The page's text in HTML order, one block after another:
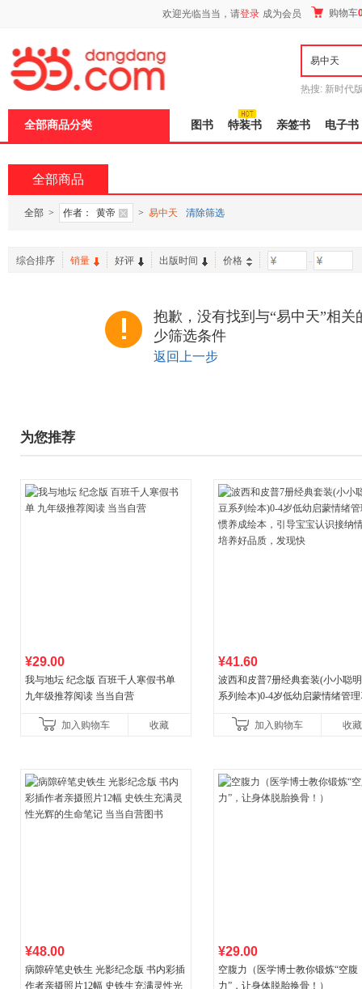
欢迎光临当当，请登录 成为会员 购物车
热搜: 新时代
全部商品分类 图书 特装书 亲签书 电子书
全部商品
全部 > 作者： 黄帝 > 易中天 清除筛选
综合排序 销量 好评 出版时间 价格 -
抱歉，没有找到与“易中天”相
少筛选条件
返回上一步
为您推荐
¥29.00
我与地坛 纪念版 百班千人寒假书单
九年级推荐阅读 当当自营
加入购物车 收藏
¥41.60
波西和皮普7册经典套装(小小聪
系列绘本)0-4岁低幼启蒙情绪管
养好品质，发现快
加入购物车 收藏
¥48.00
病隙碎笔史铁生 光影纪念版 书内彩插
作者亲摄照片12幅 史铁生充满灵性光
¥29.00
空腹力（医学博士教你锻炼“空腹
力”，让身体脱胎换骨！）
页
加